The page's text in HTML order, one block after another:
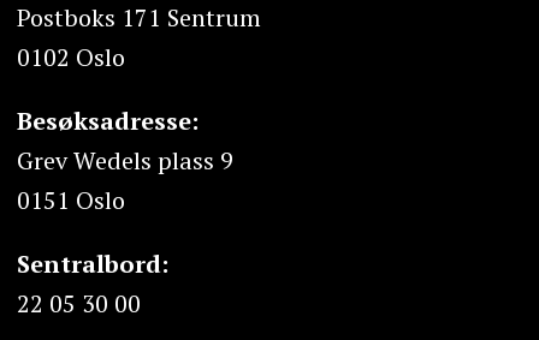
Postboks 171 Sentrum
0102 Oslo
Besøksadresse:
Grev Wedels plass 9
0151 Oslo
Sentralbord:
22 05 30 00